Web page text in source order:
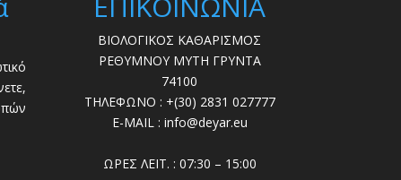
ΒΙΟΛΟΓΙΚΟΣ ΚΑΘΑΡΙΣΜΟΣ
ΡΕΘΥΜΝΟΥ ΜΥΤΗ ΓΡΥΝΤΑ
74100
ΤΗΛΕΦΩΝΟ : +(30) 2831 027777
E-MAIL : info@deyar.eu
ΩΡΕΣ ΛΕΙΤ. : 07:30 – 15:00